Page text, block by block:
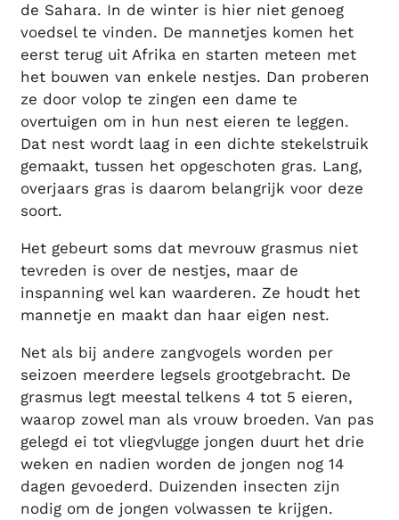
de Sahara. In de winter is hier niet genoeg
voedsel te vinden. De mannetjes komen het
eerst terug uit Afrika en starten meteen met
het bouwen van enkele nestjes. Dan proberen
ze door volop te zingen een dame te
overtuigen om in hun nest eieren te leggen.
Dat nest wordt laag in een dichte stekelstruik
gemaakt, tussen het opgeschoten gras. Lang,
overjaars gras is daarom belangrijk voor deze
soort.
Het gebeurt soms dat mevrouw grasmus niet
tevreden is over de nestjes, maar de
inspanning wel kan waarderen. Ze houdt het
mannetje en maakt dan haar eigen nest.
Net als bij andere zangvogels worden per
seizoen meerdere legsels grootgebracht. De
grasmus legt meestal telkens 4 tot 5 eieren,
waarop zowel man als vrouw broeden. Van pas
gelegd ei tot vliegvlugge jongen duurt het drie
weken en nadien worden de jongen nog 14
dagen gevoederd. Duizenden insecten zijn
nodig om de jongen volwassen te krijgen.